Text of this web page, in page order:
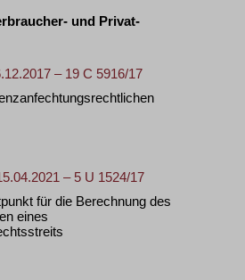
und Privat-
– 19 C 5916/17
– 5 U 1524/17
für die Berechnung des
eines